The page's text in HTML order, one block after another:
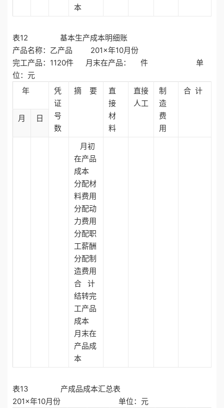
本
表12 基本生产成本明细账
产品名称：乙产品 201×年10月份
完工产品：1120件 月末在产品： 件 单
位：元
年
凭
证
号
数
摘 要
直
接
材
料
直接
人工
制
造
费
用
合 计
月 日
月初
在产品
成本
分配材
料费用
分配动
力费用
分配职
工薪酬
分配制
造费用
合 计
结转完
工产品
成本
月末在
产品成
本
表13 产成品成本汇总表
201×年10月份 单位：元